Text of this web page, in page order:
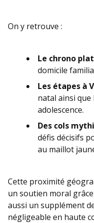
On y retrouve :
Le chrono
domicile
Les étapes à
natal ainsi que
adolescence.
Des cols
défis décisifs
au maillot
Cette proximité
un soutien moral
aussi un supplément
négligeable en haute